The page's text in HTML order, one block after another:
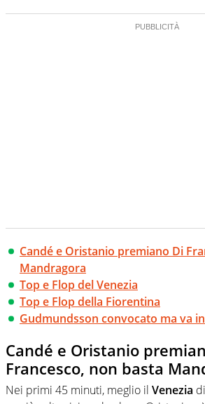
Candé e Oristanio premiano Di
Mandragora
Top e Flop del Venezia
Top e Flop della Fiorentina
Gudmundsson convocato ma va
Candé e Oristanio
Francesco, non basta
Nei primi 45 minuti, meglio il Venezia